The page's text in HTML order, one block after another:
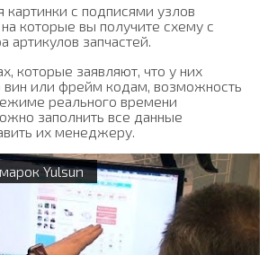
с подписями узлов
которые вы получите схему с
артикулов запчастей.
которые заявляют, что у них
или фрейм кодам, возможность
реального времени
заполнить все данные
их менеджеру.
Yulsun